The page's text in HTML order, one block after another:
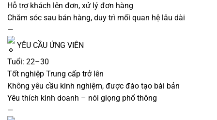
Hỗ trợ khách lên đơn, xử lý đơn hàng
Chăm sóc sau bán hàng, duy trì mối quan hệ lâu dài
—
YÊU CẦU ỨNG VIÊN
Tuổi: 22–30
Tốt nghiệp Trung cấp trở lên
Không yêu cầu kinh nghiệm, được đào tạo bài bản
Yêu thích kinh doanh – nói giọng phổ thông
—